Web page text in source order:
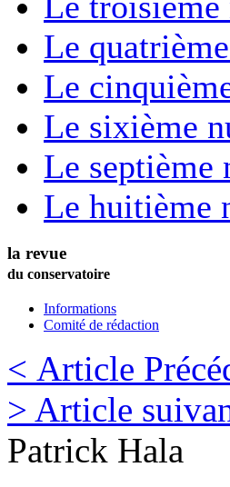
Le
Le
Le sixième
Le septième
Le huitième
la revue
du conservatoire
Informations
Comité de rédaction
< Article
> Article
Patrick Hala